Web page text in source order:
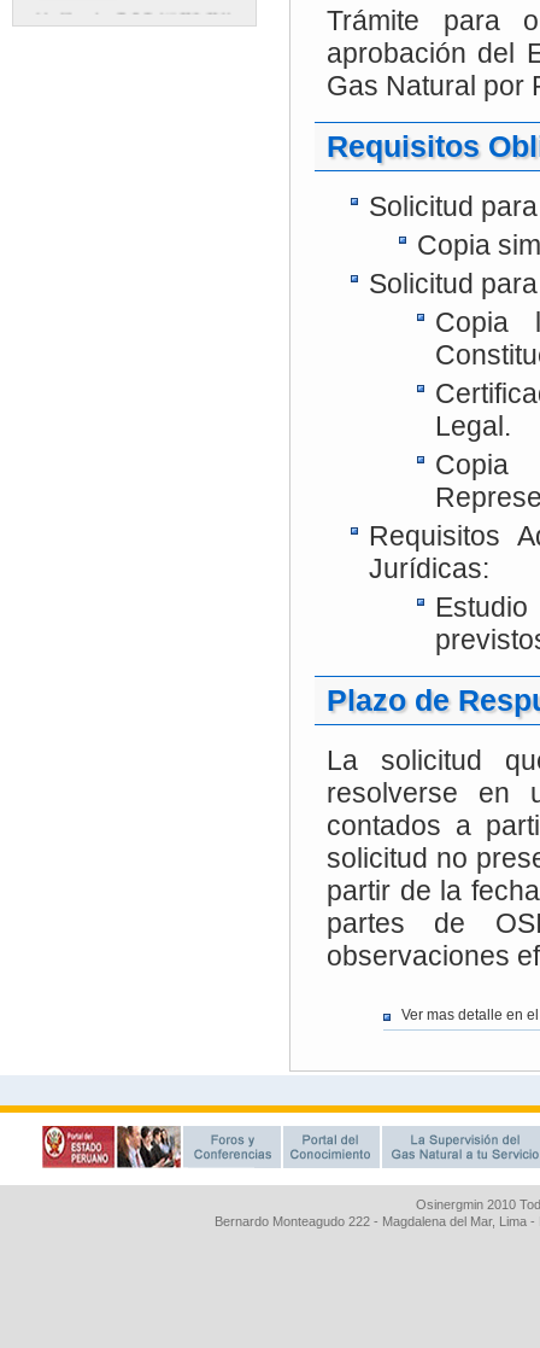
Osinergmin 2010
Bernardo Monteagudo 222 - Magdalena del Mar, Lima